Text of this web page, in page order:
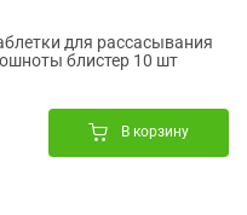
для рассасывания
блистер 10 шт
В корзину